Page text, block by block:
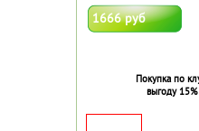
1666 руб
Покупка по
выгоду